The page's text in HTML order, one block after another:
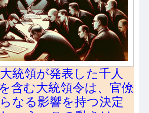
統領が発表した千人
含む大統領令は、官僚
なる影響を持つ決定